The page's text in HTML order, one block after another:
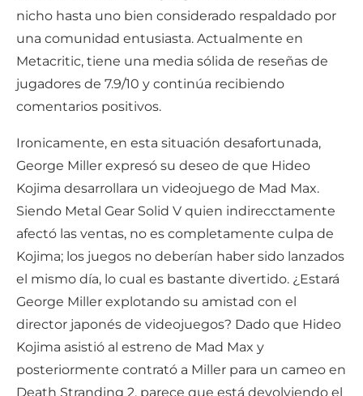
nicho hasta uno bien considerado respaldado por
una comunidad entusiasta. Actualmente en
Metacritic, tiene una media sólida de reseñas de
jugadores de 7.9/10 y continúa recibiendo
comentarios positivos.
Ironicamente, en esta situación desafortunada,
George Miller expresó su deseo de que Hideo
Kojima desarrollara un videojuego de Mad Max.
Siendo Metal Gear Solid V quien indirecctamente
afectó las ventas, no es completamente culpa de
Kojima; los juegos no deberían haber sido lanzados
el mismo día, lo cual es bastante divertido. ¿Estará
George Miller explotando su amistad con el
director japonés de videojuegos? Dado que Hideo
Kojima asistió al estreno de Mad Max y
posteriormente contrató a Miller para un cameo en
Death Stranding 2, parece que está devolviendo el